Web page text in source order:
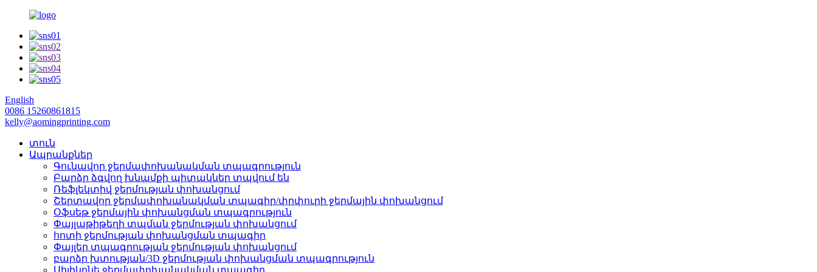
English
0086 15260861815
kelly@aomingprinting.com
տուն
Ապրանքներ
Գունավոր ջերմափոխանակման տպագրություն
Բարձր ձգվող խնամքի պիտակներ տպվում են
Ռեֆլեկտիվ ջերմության փոխանցում
Շերտավոր ջերմափոխանակման տպագիր/փրփուրի ջերմային փոխանցում
Օֆսեթ ջերմային փոխանցման տպագրություն
Փայլաթիթեղի տպման ջերմության փոխանցում
հոտի ջերմության փոխանցման տպագիր
Փայլեր տպագրության ջերմության փոխանցում
բարձր խտության/3D ջերմության փոխանցման տպագրություն
Սիլիկոնե ջերմափոխանակման տպագիր